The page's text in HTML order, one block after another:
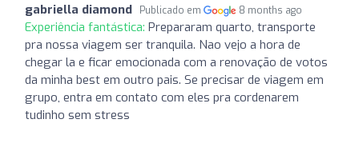
gabriella diamond Publicado em 8 months ago
Experiência fantástica: Prepararam quarto, transporte
pra nossa viagem ser tranquila. Nao vejo a hora de
chegar la e ficar emocionada com a renovação de votos
da minha best em outro pais. Se precisar de viagem em
grupo, entra em contato com eles pra cordenarem
tudinho sem stress